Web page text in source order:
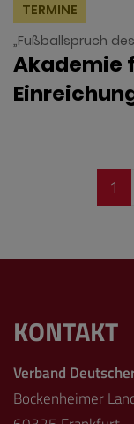
TERMINE
„Fußballspruch
Akademie
1
KONTAKT
Verband
Bockenheimer